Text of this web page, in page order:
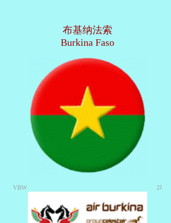
布基纳法索
Burkina Faso
VBW 2J